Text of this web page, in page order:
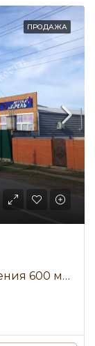
ПРОДАЖА
Помещение свободного назначения 600 м² • улица Калинина • Продажа